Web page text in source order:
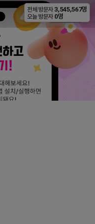
비공개
전체 방문자 3,545,567명
오늘 방문자 0명